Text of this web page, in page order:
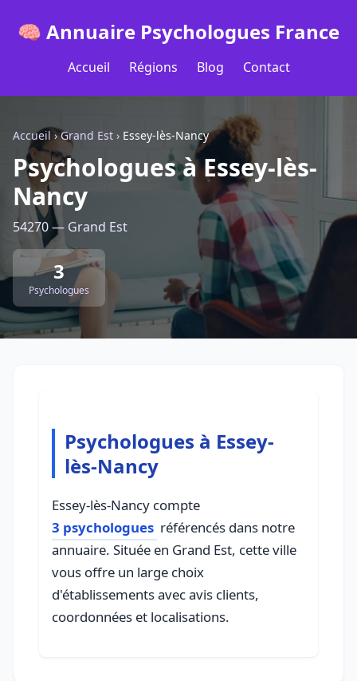
🧠 Annuaire Psychologues France
Accueil Régions Blog Contact
Accueil ›Grand Est › Essey-lès-Nancy
Psychologues à Essey-lès-
Nancy
54270 — Grand Est
3
Psychologues
Psychologues à Essey-
lès-Nancy
Essey-lès-Nancy compte
3 psychologues référencés dans notre
annuaire. Située en Grand Est, cette ville
vous offre un large choix
d'établissements avec avis clients,
coordonnées et localisations.